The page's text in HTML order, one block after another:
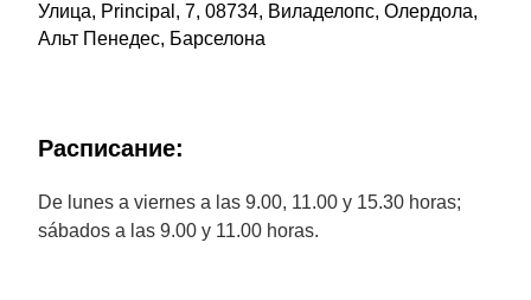
Улица, Principal, 7, 08734, Виладелопс, Олердола,
Альт Пенедес, Барселона
Расписание:
De lunes a viernes a las 9.00, 11.00 y 15.30 horas;
sábados a las 9.00 y 11.00 horas.